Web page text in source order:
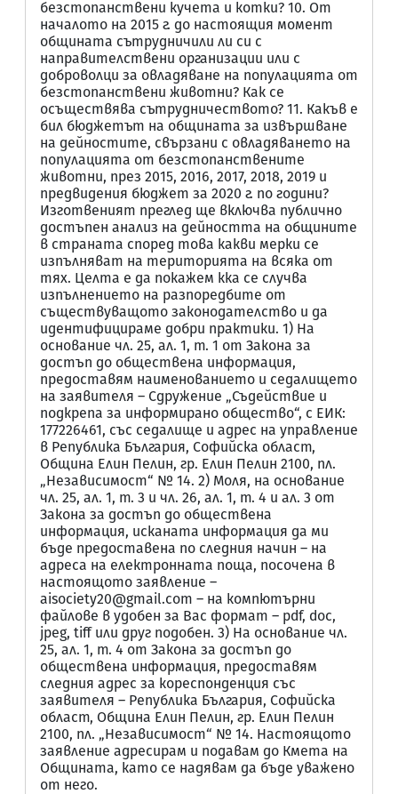
безстопанствени кучета и котки? 10. От
началото на 2015 г. до настоящия момент
общината сътрудничили ли си с
направителствени организации или с
доброволци за овладяване на популацията от
безстопанствени животни? Как се
осъществява сътрудничеството? 11. Какъв е
бил бюджетът на общината за извършване
на дейностите, свързани с овладяването на
популацията от безстопанствените
животни, през 2015, 2016, 2017, 2018, 2019 и
предвидения бюджет за 2020 г. по години?
Изготвеният преглед ще включва публично
достъпен анализ на дейността на общините
в страната според това какви мерки се
изпълняват на територията на всяка от
тях. Целта е да покажем кка се случва
изпълнението на разпоредбите от
съществуващото законодателство и да
идентифицираме добри практики. 1) На
основание чл. 25, ал. 1, т. 1 от Закона за
достъп до обществена информация,
предоставям наименованието и седалището
на заявителя – Сдружение „Съдействие и
подкрепа за информирано общество“, с ЕИК:
177226461, със седалище и адрес на управление
в Република България, Софийска област,
Община Елин Пелин, гр. Елин Пелин 2100, пл.
„Независимост“ № 14. 2) Моля, на основание
чл. 25, ал. 1, т. 3 и чл. 26, ал. 1, т. 4 и ал. 3 от
Закона за достъп до обществена
информация, исканата информация да ми
бъде предоставена по следния начин – на
адреса на електронната поща, посоченa в
настоящото заявление –
aisociety20@gmail.com – на компютърни
файлове в удобен за Вас формат – pdf, doc,
jpeg, tiff или друг подобен. 3) На основание чл.
25, ал. 1, т. 4 от Закона за достъп до
обществена информация, предоставям
следния адрес за кореспонденция със
заявителя – Република България, Софийска
област, Община Елин Пелин, гр. Елин Пелин
2100, пл. „Независимост“ № 14. Настоящото
заявление адресирам и подавам до Кмета на
Общината, като се надявам да бъде уважено
от него.